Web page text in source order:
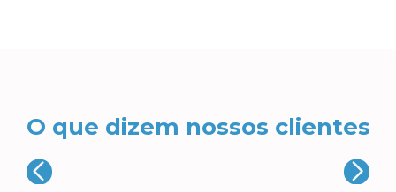
O que dizem nossos clientes